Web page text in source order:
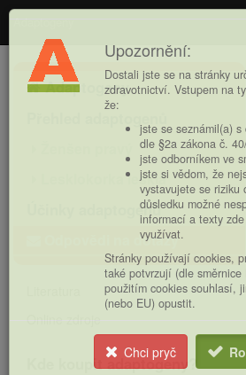
Adaptogeny
Hlavní
nabídkaAdaptogeny
Lesklokorka lesklá
Účinky adaptogenů
Odpovědi na dotazy
Online zdroje
Kde koupit adaptogeny?
Upozornění:
Dostali jste se na stránky
zdravotnictví. Vstupem na
že:
jste se seznámil(a)
dle §2a zákona č.
jste odborníkem ve
jste si vědom, že
vystavujete se riziku
důsledku možné
informací a texty
využívat.
Stránky používají cookies,
také potvrzují (dle
použitím cookies souhlasí,
(nebo EU) opustit.
Chci pryč